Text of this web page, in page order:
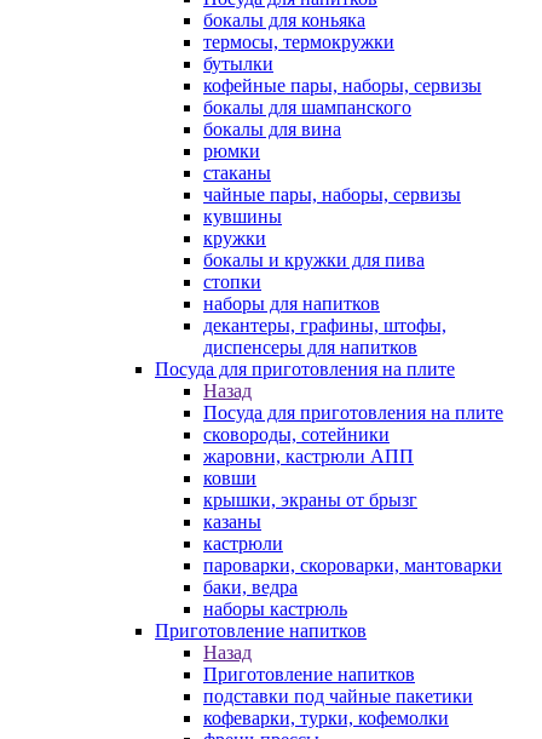
бокалы для коньяка
термосы, термокружки
бутылки
кофейные пары, наборы, сервизы
бокалы для шампанского
бокалы для вина
рюмки
стаканы
чайные пары, наборы, сервизы
кувшины
кружки
бокалы и кружки для пива
стопки
наборы для напитков
декантеры, графины, штофы,
диспенсеры для напитков
Посуда для приготовления на плите
Назад
Посуда для приготовления на плите
сковороды, сотейники
жаровни, кастрюли АПП
ковши
крышки, экраны от брызг
казаны
кастрюли
пароварки, скороварки, мантоварки
баки, ведра
наборы кастрюль
Приготовление напитков
Назад
Приготовление напитков
подставки под чайные пакетики
кофеварки, турки, кофемолки